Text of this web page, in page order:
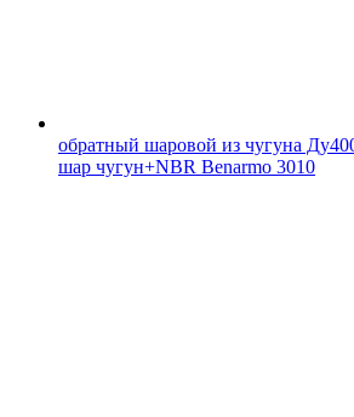
обратный шаровой из чугуна
шар чугун+NBR Benarmo 3010